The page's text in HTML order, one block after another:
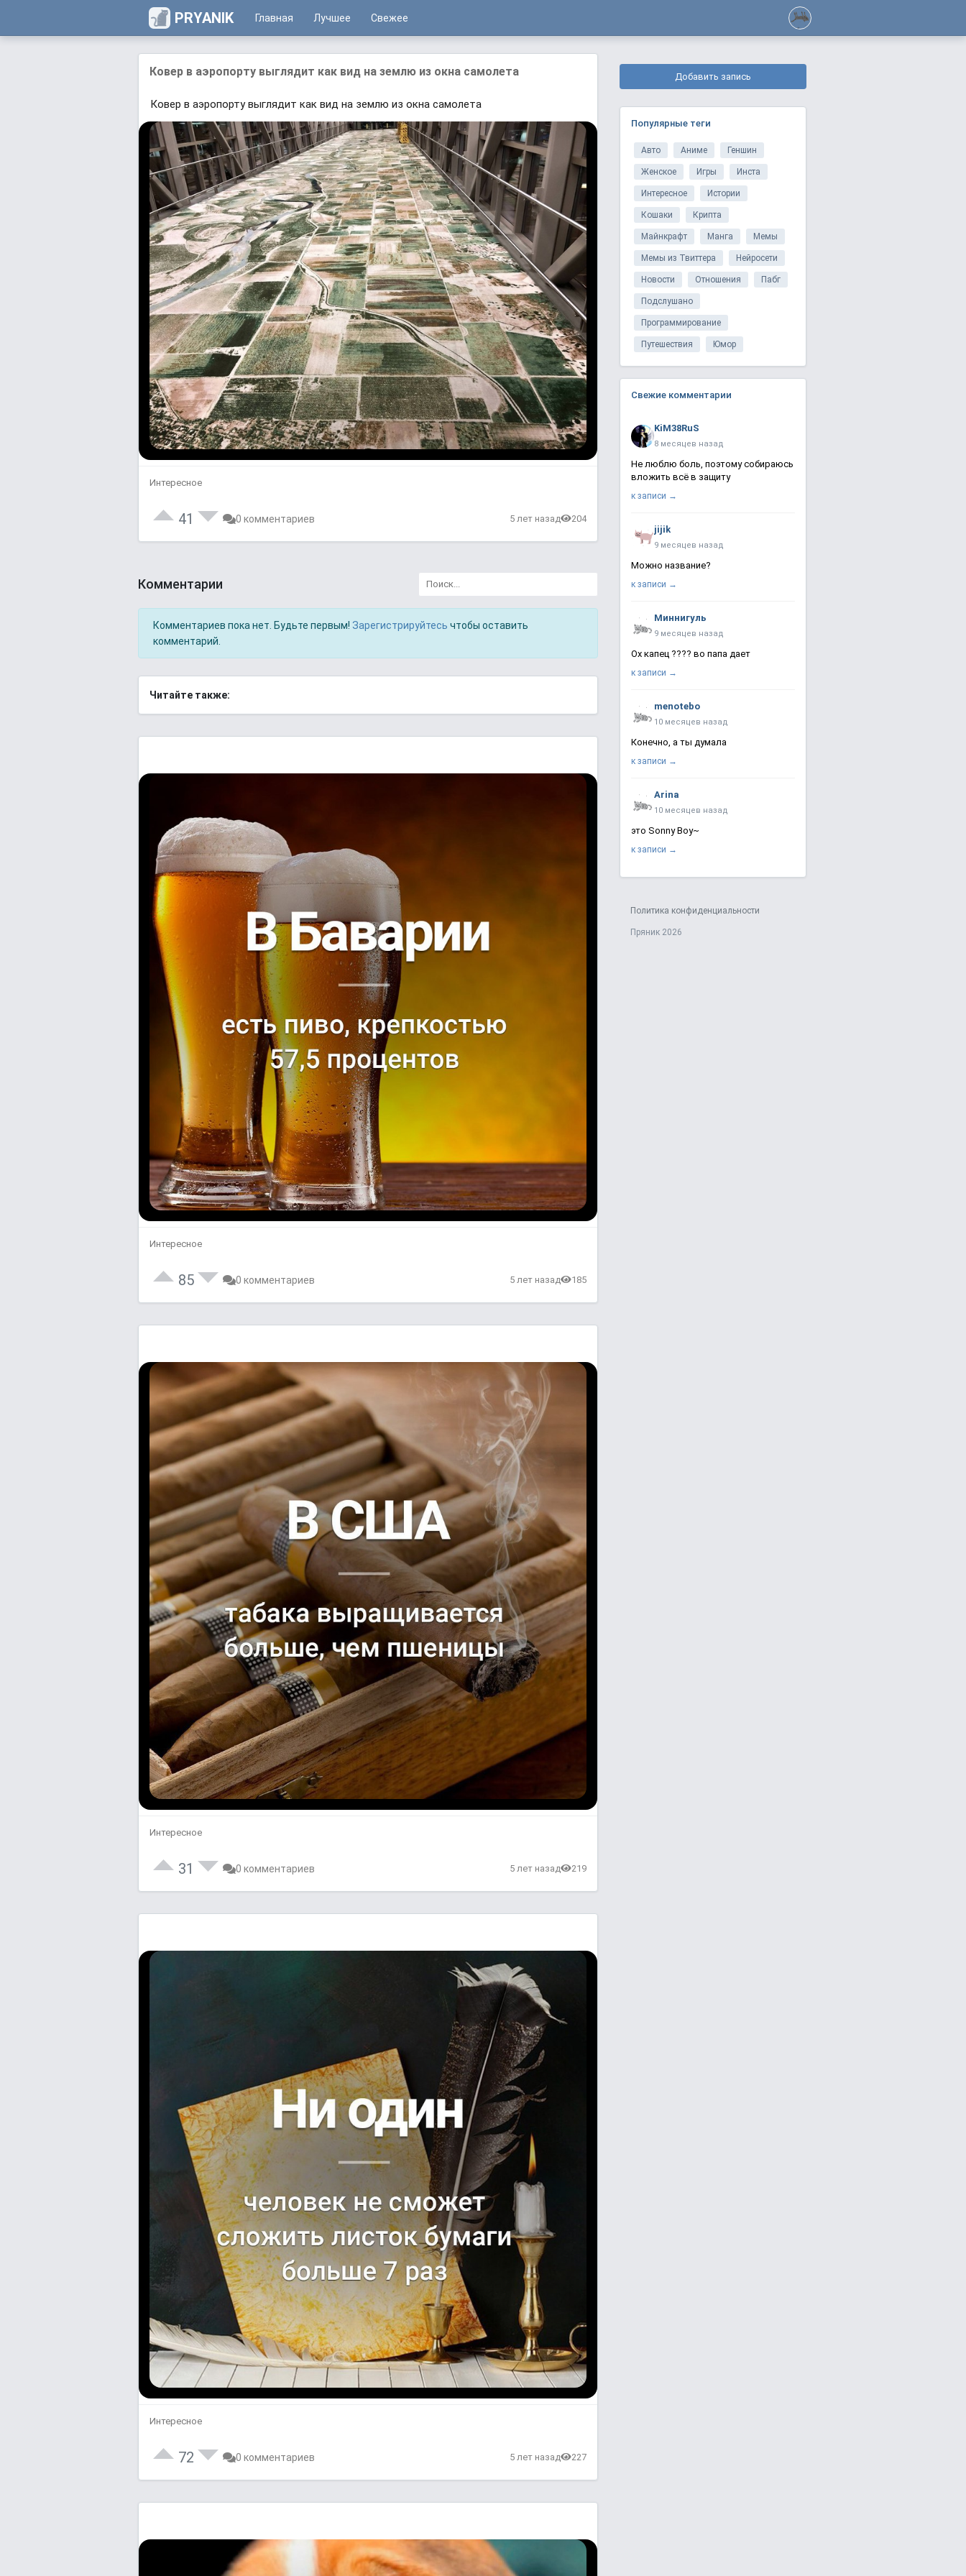
PRYANIK Главная Лучшее Свежее
Ковер в аэропорту выглядит как вид на землю из окна самолета
Ковер в аэропорту выглядит как вид на землю из окна самолета
Интересное
41 0 комментариев 5 лет назад 204
Комментарии
Комментариев пока нет. Будьте первым! Зарегистрируйтесь чтобы оставить
комментарий.
Читайте также:
Интересное
85 0 комментариев 5 лет назад 185
Интересное
31 0 комментариев 5 лет назад 219
Интересное
72 0 комментариев 5 лет назад 227
Добавить запись
Популярные теги
Авто Аниме Геншин
Женское Игры Инста
Интересное Истории
Кошаки Крипта
Майнкрафт Манга Мемы
Мемы из Твиттера Нейросети
Новости Отношения Пабг
Подслушано
Программирование
Путешествия Юмор
Свежие комментарии
KiM38RuS
8 месяцев назад
Не люблю боль, поэтому собираюсь
вложить всё в защиту
к записи →
jijik
9 месяцев назад
Можно название?
к записи →
Миннигуль
9 месяцев назад
Ох капец ???? во папа дает
к записи →
menotebo
10 месяцев назад
Конечно, а ты думала
к записи →
Arina
10 месяцев назад
это Sonny Boy~
к записи →
Политика конфиденциальности
Пряник 2026